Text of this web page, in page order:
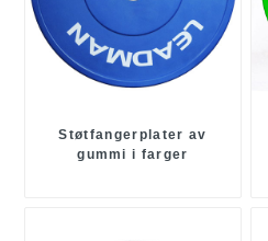
Støtfangerplater av
gummi i farger